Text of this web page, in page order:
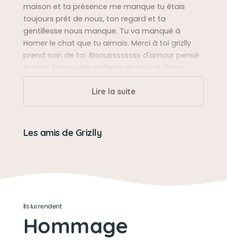
maison et ta présence me manque tu étais
toujours prêt de nous, ton regard et ta
gentillesse nous manque. Tu va manqué à
Homer le chat que tu aimais. Merci à toi grizlly
prend soin de toi. Bisoussssssss d'amour pensé
éternel. bisous des enfants de moi et dalex.
Sa bêtise préférée
N'aimait pas l'orage, gentil gentil gentil. on
Sa gourmandise me manquera je t'aime
Lire la suite
Les amis de Grizlly
Ils lui rendent
Hommage